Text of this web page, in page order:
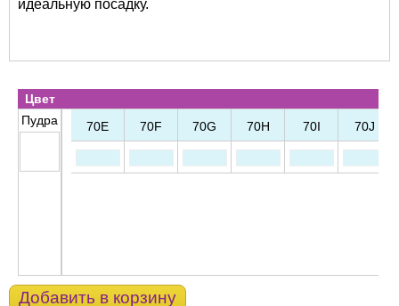
идеальную посадку.
Цвет
Пудра
70E 70F 70G 70H 70I 70J
Добавить в корзину